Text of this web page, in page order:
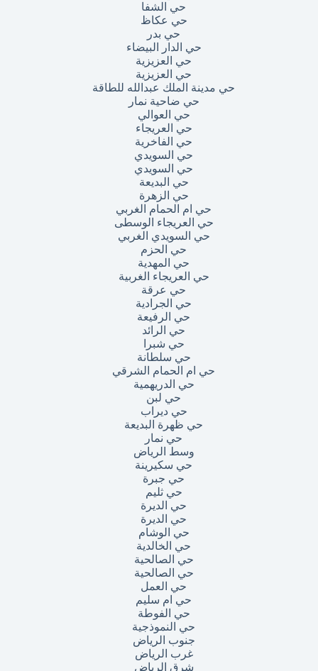
حي الشفا
حي عكاظ
حي بدر
حي الدار البيضاء
حي العزيزية
حي العزيزية
حي مدينة الملك عبدالله للطاقة
حي ضاحية نمار
حي العوالي
حي العريجاء
حي الفاخرية
حي السويدي
حي السويدي
حي البديعة
حي الزهرة
حي ام الحمام الغربي
حي العريجاء الوسطى
حي السويدي الغربي
حي الحزم
حي المهدية
حي العريجاء الغربية
حي عرقة
حي الجرادية
حي الرفيعة
حي الرائد
حي شبرا
حي سلطانة
حي ام الحمام الشرقي
حي الدريهمية
حي لبن
حي ديراب
حي ظهرة البديعة
حي نمار
وسط الرياض
حي سكيرينة
حي جبرة
حي ثليم
حي الديرة
حي الديرة
حي الوشام
حي الخالدية
حي الصالحية
حي الصالحية
حي العمل
حي ام سليم
حي الفوطة
حي النموذجية
جنوب الرياض
غرب الرياض
شرق الرياض